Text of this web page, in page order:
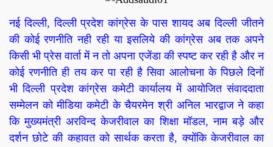
नई दिल्ली, दिल्ली प्रदेश कांग्रेस के पास शायद अब दिल्ली जीतने
की कोई रणनीति नही रही या इसलिये की कांग्रेस अब तक अपने
किसी भी प्रेस वार्ता में न तो अपना एजेंडा की स्पष्ट कर रही है और न
कोई रणनीति ही तय कर पा रही है सिवा आलोचना के पिछले दिनों
भी दिल्ली प्रदेश कांग्रेस कमेटी कार्यालय में आयोजित संवाददाता
सम्मेलन को मीडिया कमेटी के चैयरमेन श्री अनिल भारद्वाज ने कहा
कि मुख्यमंत्री अरविन्द केजरीवाल का शिक्षा मॉडल,नाम बड़े और
दर्शन छोटे की कहावत को सार्थक करता है,क्योंकि केजरीवाल का